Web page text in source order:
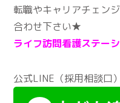
転職やキャリアチェン
合わせ下さい★
ライフ訪問看護ステー
公式LINE（採用相談口）